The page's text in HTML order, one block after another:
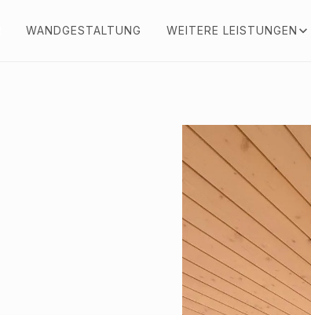
WANDGESTALTUNG WEITERE LEISTUNGEN